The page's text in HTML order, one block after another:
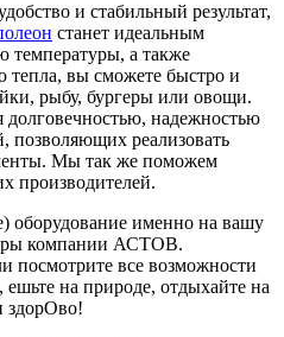
и стабильный результат,
станет идеальным
температуры, а также
тепла, вы сможете быстро и
рыбу, бургеры или овощи.
долговечностью, надежностью
реализовать
Мы так же поможем
производителей.
оборудование именно на вашу
компании АСТОВ.
посмотрите все возможности
на природе, отдыхайте на
здорОво!